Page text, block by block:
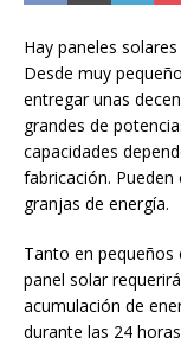
Hay paneles
Desde muy
entregar unas
grandes de
capacidades
fabricación.
granjas de energía.
Tanto en pequeños
panel solar
acumulación de
durante las 24